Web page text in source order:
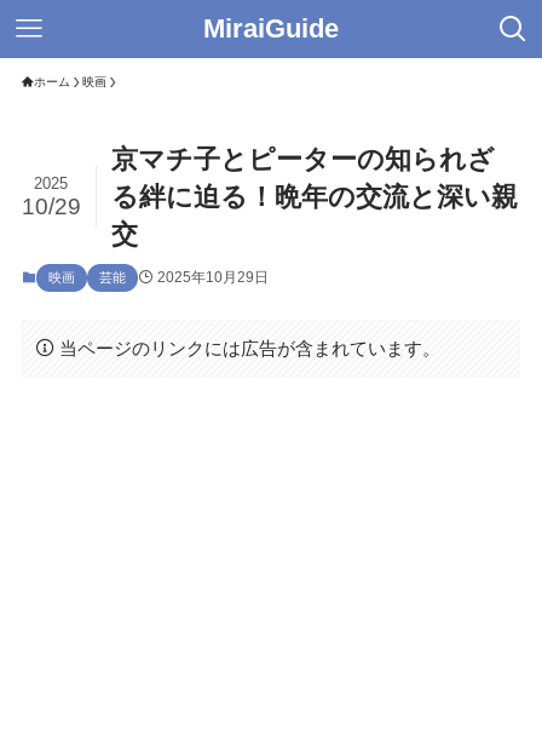
MiraiGuide
ホーム 映画
京マチ子とピーターの知られざ
る絆に迫る！晩年の交流と深い親
交
2025
10/29
映画 芸能 2025年10月29日
当ページのリンクには広告が含まれています。